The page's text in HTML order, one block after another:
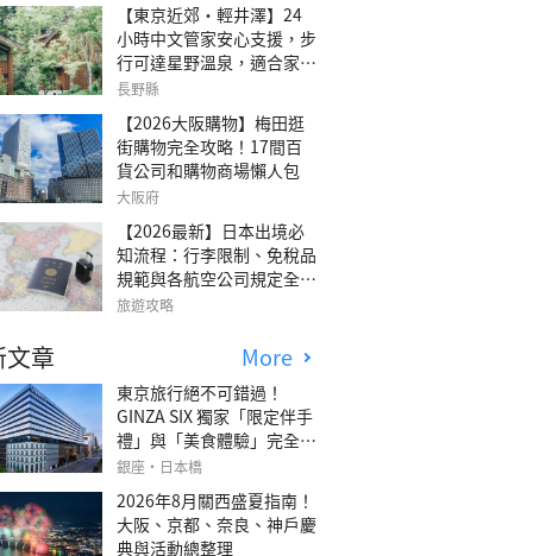
【東京近郊・輕井澤】24
小時中文管家安心支援，步
行可達星野溫泉，適合家庭
旅行、三代同遊與紀念日的
澤森四季VILLA」
長野縣
【2026大阪購物】梅田逛
街購物完全攻略！17間百
貨公司和購物商場懶人包
大阪府
【2026最新】日本出境必
知流程：行李限制、免稅品
規範與各航空公司規定全攻
略
旅遊攻略
章 More
東京旅行絕不可錯過！
GINZA SIX 獨家「限定伴手
禮」與「美食體驗」完全指
南
銀座・日本橋
2026年8月關西盛夏指南！
大阪、京都、奈良、神戶慶
典與活動總整理